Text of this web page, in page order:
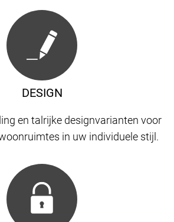
DESIGN
en talrijke designvarianten voor
in uw individuele stijl.